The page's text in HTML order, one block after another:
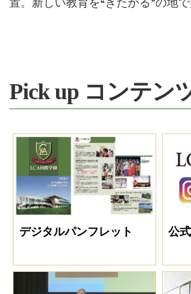
置。新しい教育を“きたかる”の地で
Pick up コンテン
デジタルパンフレット 公